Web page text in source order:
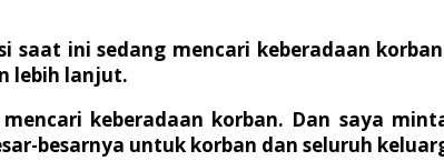
saat ini sedang mencari keberadaan
lebih lanjut.
keberadaan korban. Dan saya
besarnya untuk korban dan seluruh